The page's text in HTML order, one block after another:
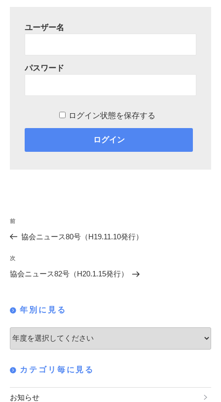
ユーザー名
パスワード
ログイン状態を保存する
投
稿
シ
ョ
ン
過
去
投
稿
前
協会ニュース80号（H19.11.10発行）
次
の
次
協会ニュース82号（H20.1.15発行）
年別に見る
カテゴリ毎に見る
お知らせ